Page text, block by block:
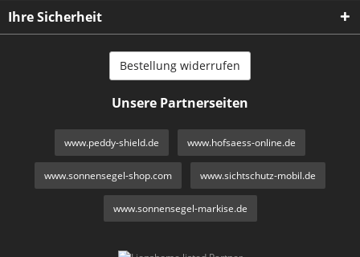
Ihre Sicherheit
Bestellung widerrufen
Unsere Partnerseiten
www.peddy-shield.de www.hofsaess-online.de
www.sonnensegel-shop.com www.sichtschutz-mobil.de
www.sonnensegel-markise.de